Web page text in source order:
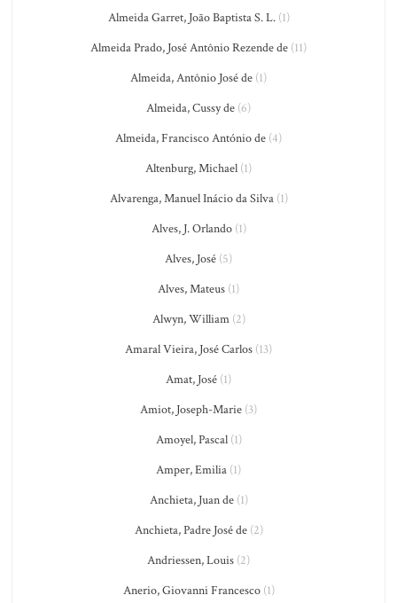
Almeida Garret, João Baptista S. L.(1)
Almeida Prado, José Antônio Rezende de (11)
Almeida, Antônio José de (1)
Almeida, Cussy de (6)
Almeida, Francisco António de (4)
Altenburg, Michael (1)
Alvarenga, Manuel Inácio da Silva(1)
Alves, J. Orlando(1)
Alves, José (5)
Alves, Mateus (1)
Alwyn, William(2)
Amaral Vieira, José Carlos (13)
Amat, José (1)
Amiot, Joseph-Marie (3)
Amoyel, Pascal(1)
Amper, Emilia (1)
Anchieta, Juan de(1)
Anchieta, Padre José de(2)
Andriessen, Louis (2)
Anerio, Giovanni Francesco(1)